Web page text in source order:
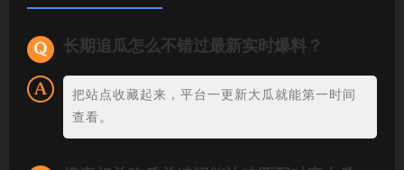
长期追瓜怎么不错过最新实时爆料？
把站点收藏起来，平台一更新大瓜就能第一时间
查看。